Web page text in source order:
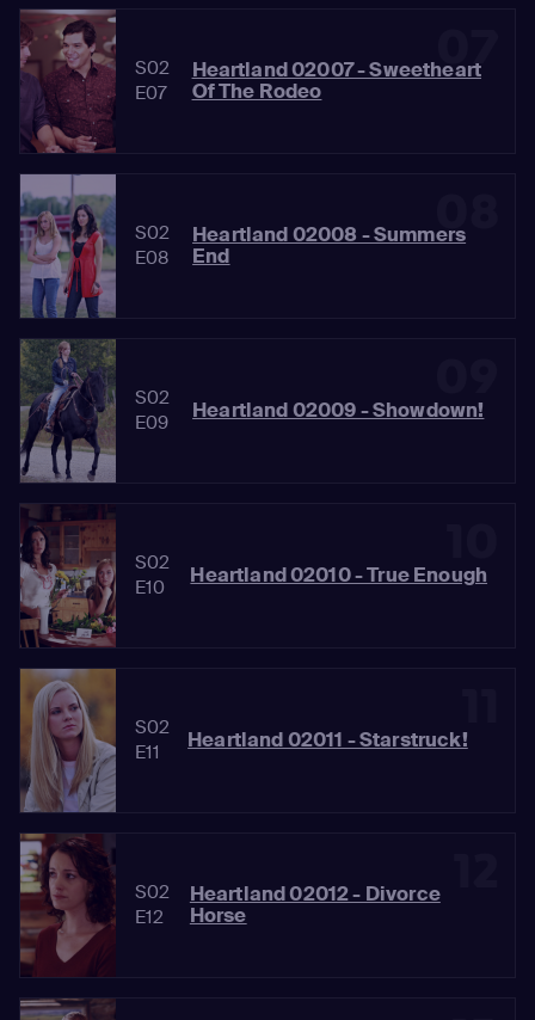
07
S02
E07
Heartland 02007 - Sweetheart
Of The Rodeo
S02
E08
Heartland 02008 - Summers
End
S02
E09
Heartland 02009 - Showdown!
S02
E10
Heartland 02010 - True Enough
S02
E11
Heartland 02011 - Starstruck!
S02
E12
Heartland 02012 - Divorce
Horse